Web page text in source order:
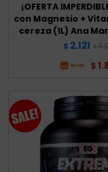
¡OFERTA
con Magnesio +
cereza (1L) Ana
$ 2.121 $
$